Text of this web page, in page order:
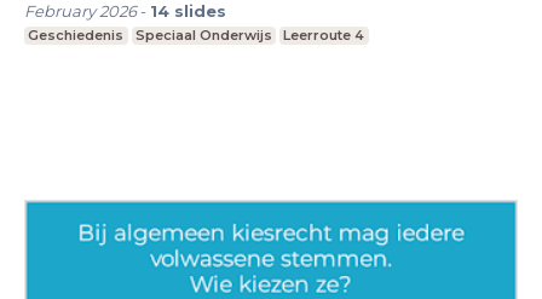
February 2026- 14 slides
Geschiedenis Speciaal Onderwijs Leerroute 4